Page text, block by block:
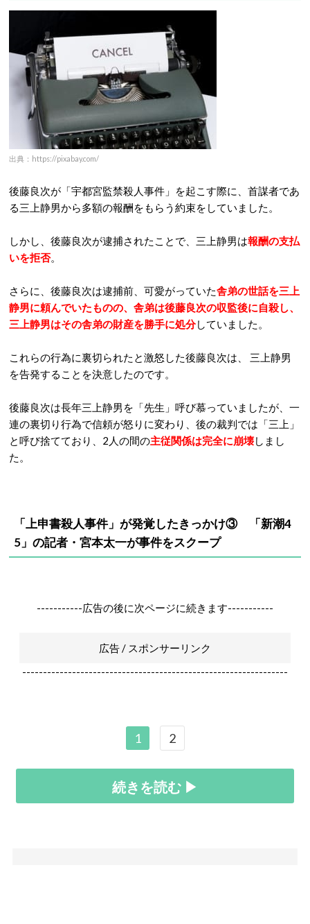
出典：https://pixabay.com/
後藤良次が「宇都宮監禁殺人事件」を起こす際に、首謀者であ
る三上静男から多額の報酬をもらう約束をしていました。
しかし、後藤良次が逮捕されたことで、三上静男は報酬の支払
いを拒否。
さらに、後藤良次は逮捕前、可愛がっていた舎弟の世話を三上
静男に頼んでいたものの、舎弟は後藤良次の収監後に自殺し、
三上静男はその舎弟の財産を勝手に処分していました。
これらの行為に裏切られたと激怒した後藤良次は、 三上静男
を告発することを決意したのです。
後藤良次は長年三上静男を「先生」呼び慕っていましたが、一
連の裏切り行為で信頼が怒りに変わり、 後の裁判では「三上」
と呼び捨てており、2人の間の主従関係は完全に崩壊しまし
た。
「上申書殺人事件」が発覚したきっかけ③
「新潮4
5」の記者・宮本太一が事件をスクープ
-----------広告の後に次ページに続きます-----------
広告 / スポンサーリンク
----------------------------------------------------------------
1 2
続きを読む ▶